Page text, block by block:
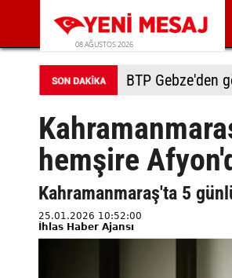
08 AĞUSTOS 2026
BTP Gebze'den
hemşire
Kahramanmaraş'ta 5
25.01.2026 10:52:00
İhlas Haber Ajansı